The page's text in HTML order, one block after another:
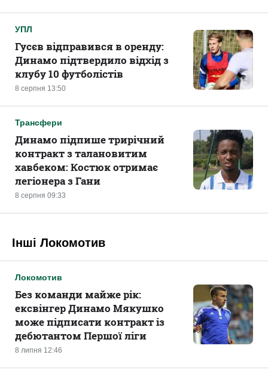
УПЛ
8 серпня 13:50
Гусєв відправився в оренду:
Динамо підтвердило відхід з
клубу 10 футболістів
Трансфери
8 серпня 09:33
Динамо підпише трирічний
контракт з талановитим
хавбеком: Костюк отримає
легіонера з Гани
Інші Локомотив
Локомотив
8 липня 12:46
Без команди майже рік:
ексвінгер Динамо Мякушко
може підписати контракт із
дебютантом Першої ліги